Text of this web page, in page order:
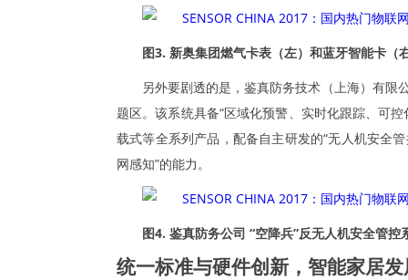
图3. 新奥集团燃气卡表（左）和蓝牙智能卡（
另外要剧透的是，鉴真防务技术（上海）有限
题区。该系统具备“区域化预警、实时化跟踪、可
载式等全系列产品，配备自主研发的“无人机安全
网感知”的能力。
图4. 鉴真防务公司 “空降兵”反无人机安全管控
统一标准与硬件创新，智能家居